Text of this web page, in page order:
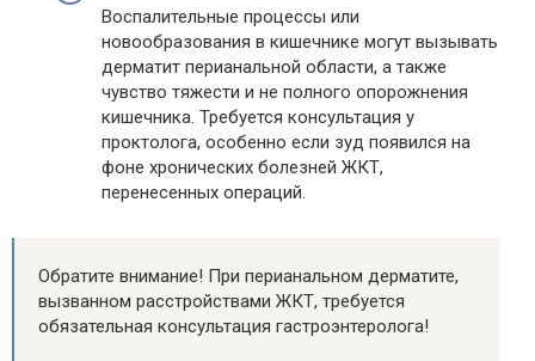
Воспалительные процессы или
новообразования в кишечнике могут вызывать
дерматит перианальной области, а также
чувство тяжести и не полного опорожнения
кишечника. Требуется консультация у
проктолога, особенно если зуд появился на
фоне хронических болезней ЖКТ,
перенесенных операций.
Обратите внимание! При перианальном дерматите,
вызванном расстройствами ЖКТ, требуется
обязательная консультация гастроэнтеролога!